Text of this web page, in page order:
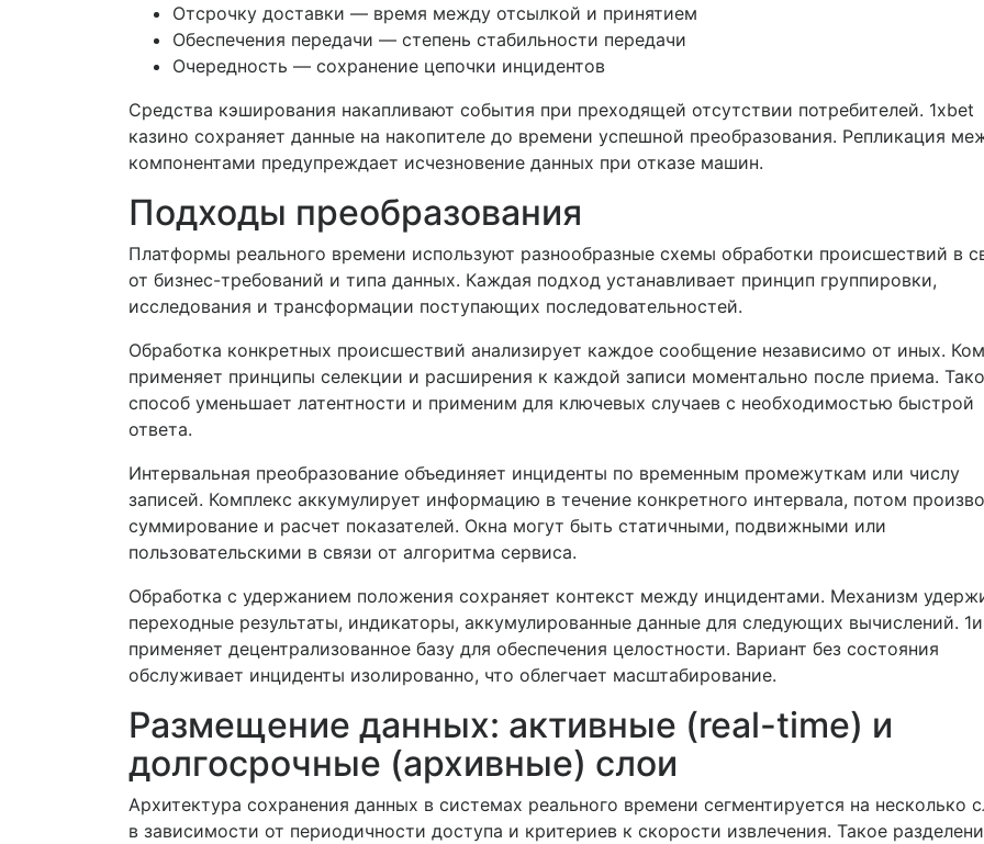
Отсрочку доставки — время между отсылкой и принятием
Обеспечения передачи — степень стабильности передачи
Очередность — сохранение цепочки инцидентов
Средства кэширования накапливают события при преходящей отсутствии потребителей. 1xbet
казино сохраняет данные на накопителе до времени успешной преобразования. Репликация
компонентами предупреждает исчезновение данных при отказе машин.
Подходы преобразования
Платформы реального времени используют разнообразные схемы обработки происшествий в
от бизнес-требований и типа данных. Каждая подход устанавливает принцип группировки,
исследования и трансформации поступающих последовательностей.
Обработка конкретных происшествий анализирует каждое сообщение независимо от иных.
применяет принципы селекции и расширения к каждой записи моментально после приема.
способ уменьшает латентности и применим для ключевых случаев с необходимостью быстрой
ответа.
Интервальная преобразование объединяет инциденты по временным промежуткам или числу
записей. Комплекс аккумулирует информацию в течение конкретного интервала, потом
суммирование и расчет показателей. Окна могут быть статичными, подвижными или
пользовательскими в связи от алгоритма сервиса.
Обработка с удержанием положения сохраняет контекст между инцидентами. Механизм
переходные результаты, индикаторы, аккумулированные данные для следующих вычислений.
применяет децентрализованное базу для обеспечения целостности. Вариант без состояния
обслуживает инциденты изолированно, что облегчает масштабирование.
Размещение данных: активные (real-time) и
долгосрочные (архивные) слои
Архитектура сохранения данных в системах реального времени сегментируется на несколько
в зависимости от периодичности доступа и критериев к скорости извлечения. Такое